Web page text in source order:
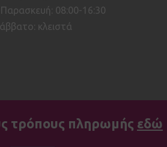
08:00-16:30
κλειστά
τρόπους πληρωμής εδώ